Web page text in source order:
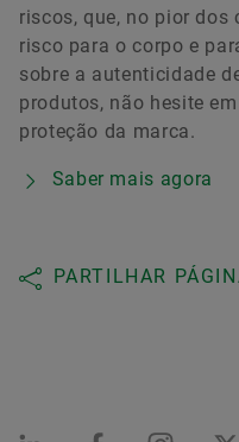
riscos, que, no pior dos
risco para o corpo e
sobre a autenticidade
produtos, não hesite
proteção da marca.
Saber mais agora
PARTILHAR